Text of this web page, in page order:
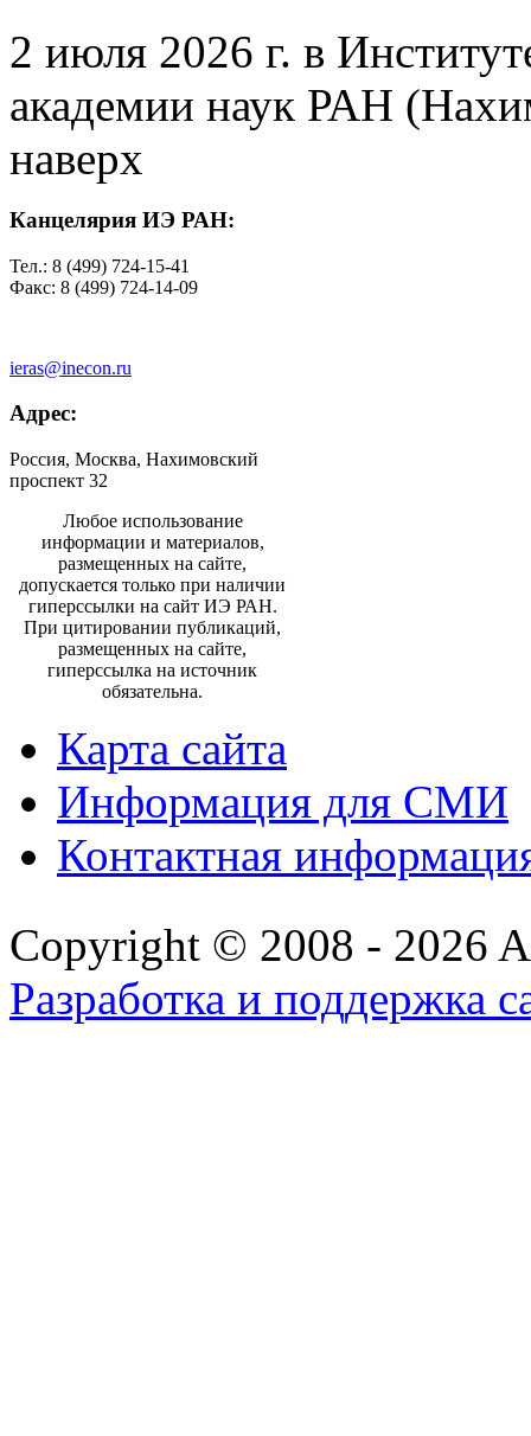
2 июля 2026 г. в
академии наук РАН
наверх
Канцелярия ИЭ РАН:
Тел.: 8 (499) 724-15-41
Факс: 8 (499) 724-14-09
ieras@inecon.ru
Адрес:
Россия, Москва, Нахимовский
проспект 32
Любое использование
информации и материалов,
размещенных на сайте,
допускается только при наличии
гиперссылки на сайт ИЭ РАН.
При цитировании публикаций,
размещенных на сайте,
гиперссылка на источник
обязательна.
Карта сайта
Информация для СМИ
Контактная
Copyright © 2008 - 2026
Разработка и поддержка